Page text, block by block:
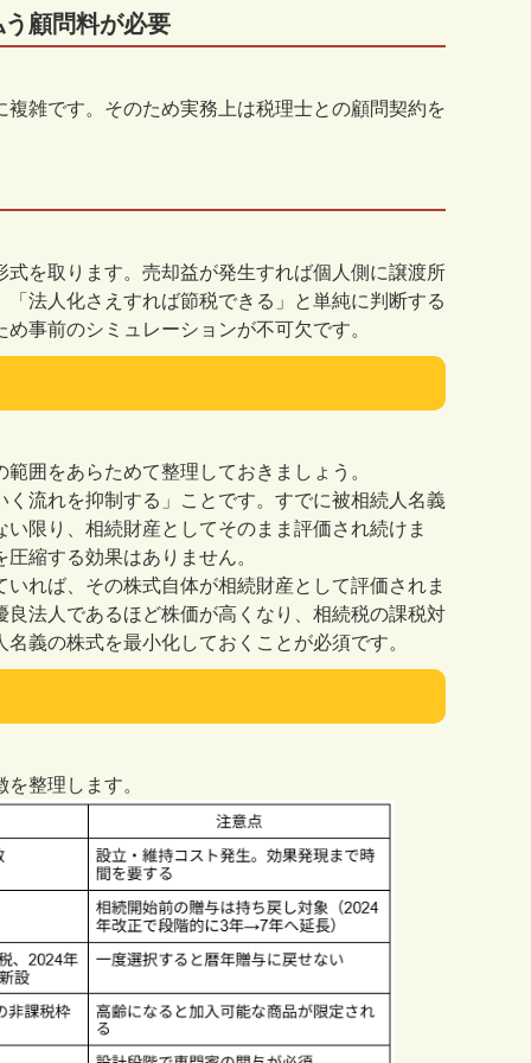
顧問料が必要
雑です。そのため実務上は税理士との顧問契約を
を取ります。売却益が発生すれば個人側に譲渡所
法人化さえすれば節税できる」と単純に判断する
事前のシミュレーションが不可欠です。
囲をあらためて整理しておきましょう。
流れを抑制する」ことです。すでに被相続人名義
限り、相続財産としてそのまま評価され続けま
縮する効果はありません。
れば、その株式自体が相続財産として評価されま
法人であるほど株価が高くなり、相続税の課税対
義の株式を最小化しておくことが必須です。
整理します。